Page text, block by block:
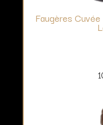
Faugères